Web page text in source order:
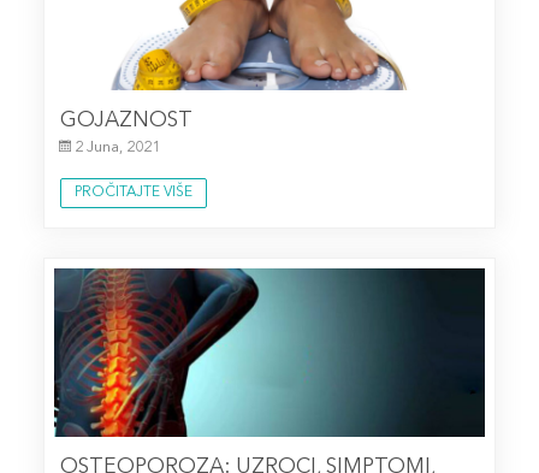
GOJAZNOST
2 Juna, 2021
PROČITAJTE VIŠE
OSTEOPOROZA: UZROCI, SIMPTOMI,